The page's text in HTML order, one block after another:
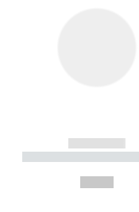
------------
----------- -----------